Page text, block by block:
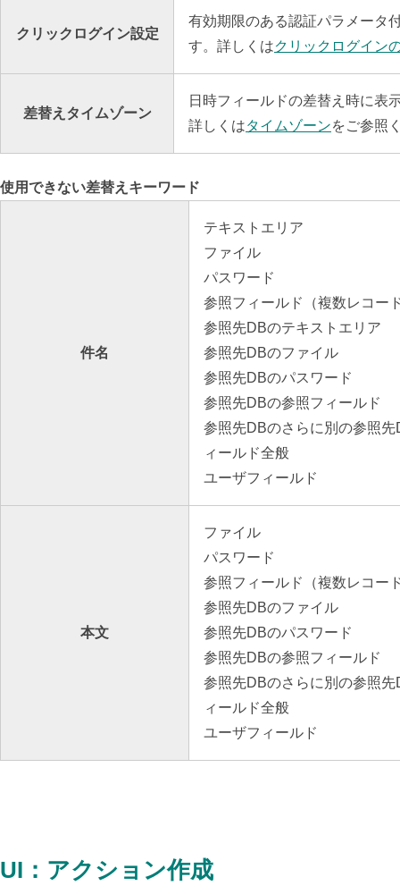
クリックログイン設定
有効期限のある認証パラメータ
す。詳しくはクリックログイン
差替えタイムゾーン
日時フィールドの差替え時に表
詳しくはタイムゾーンをご参照
使用できない差替えキーワード
件名
テキストエリア
ファイル
パスワード
参照フィールド（複数レコー
参照先DBのテキストエリア
参照先DBのファイル
参照先DBのパスワード
参照先DBの参照フィールド
参照先DBのさらに別の参照
ィールド全般
ユーザフィールド
本文
ファイル
パスワード
参照フィールド（複数レコー
参照先DBのファイル
参照先DBのパスワード
参照先DBの参照フィールド
参照先DBのさらに別の参照
ィールド全般
ユーザフィールド
UI：アクション作成